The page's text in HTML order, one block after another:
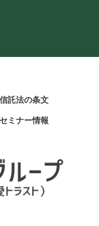
信託法の条文
セミナー情報